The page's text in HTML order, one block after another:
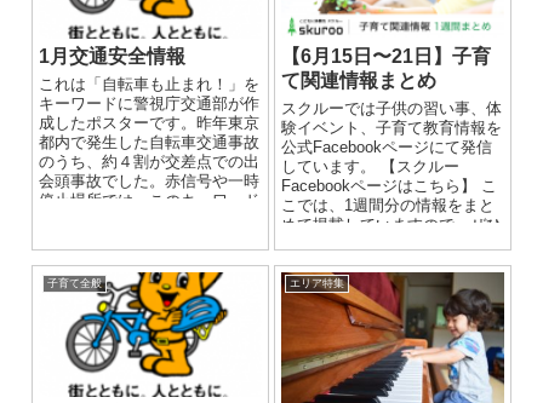
1月交通安全情報
これは「自転車も止まれ！」を
キーワードに警視庁交通部が作
成したポスターです。昨年東京
都内で発生した自転車交通事故
のうち、約４割が交差点での出
会頭事故でした。赤信号や一時
停止場所では、このキーワード
【6月15日〜21日】子育
て関連情報まとめ
スクルーでは子供の習い事、体
験イベント、子育て教育情報を
公式Facebookページにて発信
しています。 【スクルー
Facebookページはこちら】 こ
こでは、1週間分の情報をまと
めて掲載していますので、ぜひ
子育て全般 エリア特集